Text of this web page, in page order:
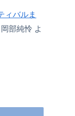
ィバルま
岡部純怜 よ